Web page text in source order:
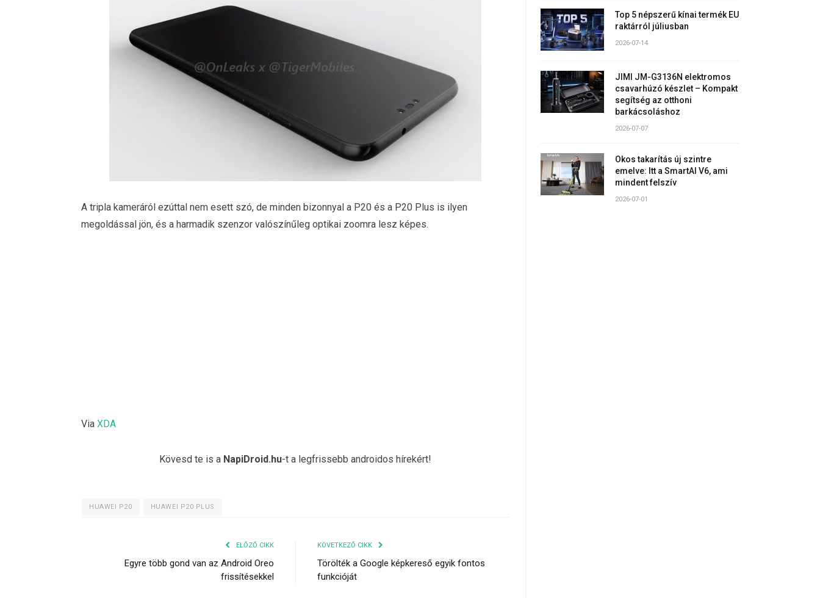
A tripla kameráról ezúttal nem esett szó, de minden bizonnyal a P20 és a P20 Plus is ilyen
megoldással jön, és a harmadik szenzor valószínűleg optikai zoomra lesz képes.
Via XDA
Kövesd te is a NapiDroid.hu-t a legfrissebb androidos hírekért!
HUAWEI P20 HUAWEI P20 PLUS
ELŐZŐ CIKK
Egyre több gond van az Android Oreo
frissítésekkel
KÖVETKEZŐ CIKK
Törölték a Google képkereső egyik fontos
funkcióját
Top 5 népszerű kínai termék EU
raktárról júliusban
2026-07-14
JIMI JM-G3136N elektromos
csavarhúzó készlet – Kompakt
segítség az otthoni
barkácsoláshoz
2026-07-07
Okos takarítás új szintre
emelve: Itt a SmartAI V6, ami
mindent felszív
2026-07-01